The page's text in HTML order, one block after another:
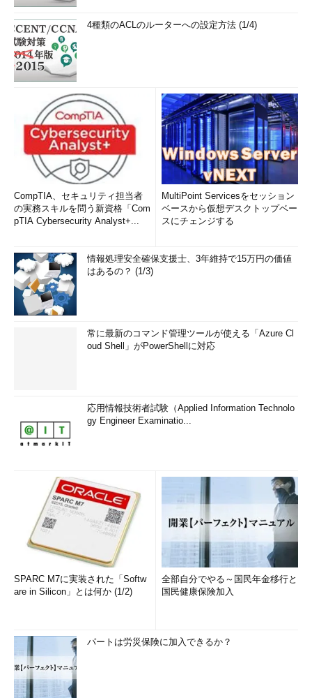
4種類のACLのルーターへの設定方法 (1/4)
CompTIA、セキュリティ担当者
の実務スキルを問う新資格「Com
pTIA Cybersecurity Analyst+...
MultiPoint Servicesをセッション
ベースから仮想デスクトップベー
スにチェンジする
情報処理安全確保支援士、3年維持で15万円の価値
はあるの？ (1/3)
常に最新のコマンド管理ツールが使える「Azure Cl
oud Shell」がPowerShellに対応
応用情報技術者試験（Applied Information Technolo
gy Engineer Examinatio...
SPARC M7に実装された「Softw
are in Silicon」とは何か (1/2)
全部自分でやる～国民年金移行と
国民健康保険加入
パートは労災保険に加入できるか？